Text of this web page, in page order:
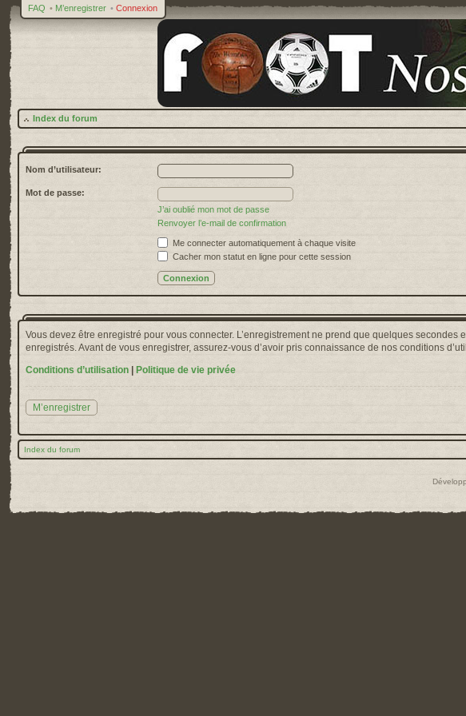
FAQ • M’enregistrer • Connexion
Index du forum
Nom d’utilisateur:
Mot de passe:
J’ai oublié mon mot de passe
Renvoyer l’e-mail de confirmation
Me connecter automatiquement à chaque visite
Cacher mon statut en ligne pour cette session
Vous devez être enregistré pour vous connecter. L’enregistrement ne prend que quelques
enregistrés. Avant de vous enregistrer, assurez-vous d’avoir pris connaissance de nos conditions
Conditions d’utilisation
Politique de vie privée
M’enregistrer
Index du forum